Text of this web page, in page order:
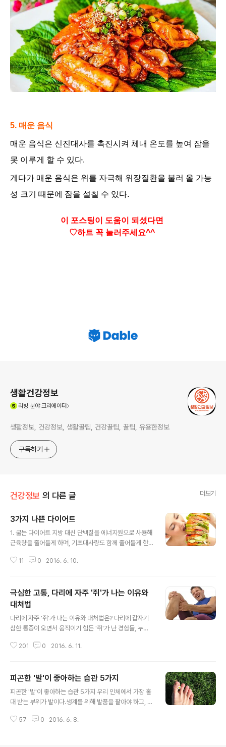
5. 매운 음식
매운 음식은 신진대사를 촉진시켜 체내 온도를 높여 잠을
못 이루게 할 수 있다.
게다가 매운 음식은 위를 자극해 위장질환을 불러 올 가능
성 크기 때문에 잠을 설칠 수 있다.
이 포스팅이 도움이 되셨다면
♡하트 꼭 눌러주세요^^
생활건강정보
리빙 분야 크리에이터
생활정보, 건강정보, 생활꿀팁, 건강꿀팁, 꿀팁, 유용한정보
구독하기
건강정보 의 다른 글 더보기
3가지 나쁜 다이어트
1. 굶는 다이어트 지방 대신 단백질을 에너지원으로 사용해
근육량을 줄어들게 하며, 기초대사량도 함께 줄어들게 한
운동 없는 다이어트운동 없는 다이어트는 굶는 다이어트와
야오늘 하루쯤이야 하는 생각으로 폭식하면 나쁜 식습관이
누적돼 요요현상으로 이어지게 된다. 다이어트 시에도 단
백질, 무기질, 탄수화물 챙겨 먹기! 다이어트를 하시는 분들
중에는 운동 없이 식단 조절을 통해서 다이어트를 하시는
분들이 많은데요.요요를 부르는 매우 잘못된 다이어트 법
이라고 해요. 이 포스팅이 도움이 되셨다면 ♡하트 꼭 눌러
11 0 2016. 6. 10.
극심한 고통, 다리에 자주 '쥐'가 나는 이유와
대처법
다리에 자주 '쥐'가 나는 이유와 대처법은? 다리에 갑자기
심한 통증이 오면서 움직이기 힘든 '쥐'가 난 경험들, 누구
동하기 쉬운데 다리에 찌릿한 느낌이 오는 '저린 증상'은 장
주로 근육 수축으로 인한 경련 증상이라고 합니다. 왜 다리
에 쥐가 날까? 다리에 쥐가 나는 원인은 매우 다양합니다.
근육의 피로, 무리한 운동, 전해질 불균형, 무기질 결핍 또
쥐가 나는 것은 드물다고 합니다. 대부분은 갑작스러운 운
201 0 2016. 6. 11.
피곤한 '발'이 좋아하는 습관 5가지
피곤한 '발'이 좋아하는 습관 5가지 우리 인체에서 가장 홀
대 받는 부위가 발이다.생계를 위해 발품을 팔아야 하고, 달
발과 양말에 갇혀 질식사할 것 같은데 여성들은 하이힐로
57 0 2016. 6. 8.